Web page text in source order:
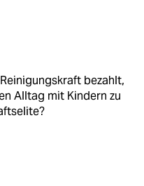
bezahlt,
Alltag mit Kindern zu